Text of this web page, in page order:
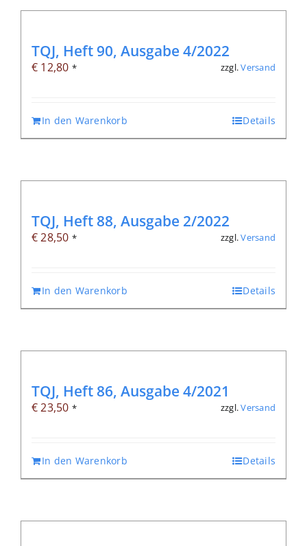
TQJ, Heft 90, Ausgabe 4/2022
€ 12,80 * zzgl.Versand
In den Warenkorb Details
TQJ, Heft 88, Ausgabe 2/2022
€28,50 * zzgl.Versand
In den Warenkorb Details
TQJ, Heft 86, Ausgabe 4/2021
€23,50 * zzgl.Versand
In den Warenkorb Details